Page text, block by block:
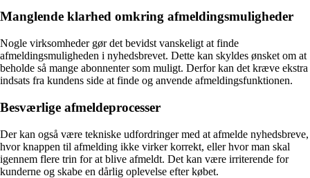
Manglende klarhed omkring afmeldingsmuligheder
Nogle virksomheder gør det bevidst vanskeligt at finde
afmeldingsmuligheden i nyhedsbrevet. Dette kan skyldes ønsket om at
beholde så mange abonnenter som muligt. Derfor kan det kræve ekstra
indsats fra kundens side at finde og anvende afmeldingsfunktionen.
Besværlige afmeldeprocesser
Der kan også være tekniske udfordringer med at afmelde nyhedsbreve,
hvor knappen til afmelding ikke virker korrekt, eller hvor man skal
igennem flere trin for at blive afmeldt. Det kan være irriterende for
kunderne og skabe en dårlig oplevelse efter købet.